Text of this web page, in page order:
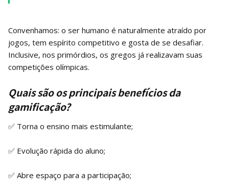
Convenhamos: o ser humano é naturalmente atraído por
jogos, tem espírito competitivo e gosta de se desafiar.
Inclusive, nos primórdios, os gregos já realizavam suas
competições olímpicas.
Quais são os principais benefícios da
gamificação?
✅ Torna o ensino mais estimulante;
✅ Evolução rápida do aluno;
✅ Abre espaço para a participação;